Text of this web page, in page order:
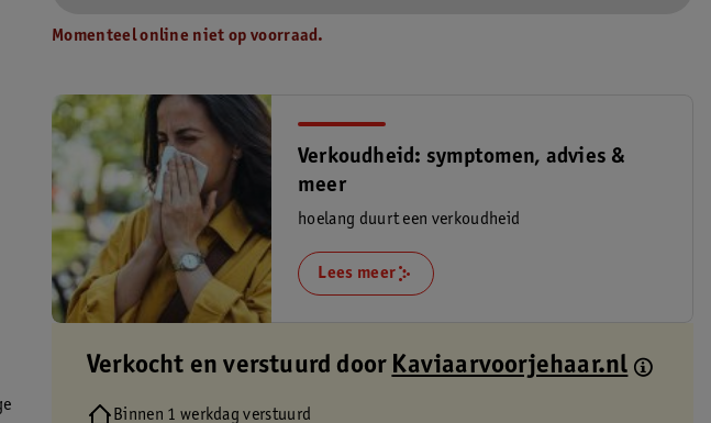
Momenteel online niet op voorraad.
Verkoudheid: symptomen, advies &
meer
hoelang duurt een verkoudheid
Lees meer
Verkocht en verstuurd door Kaviaarvoorjehaar.nl
Binnen 1 werkdag verstuurd